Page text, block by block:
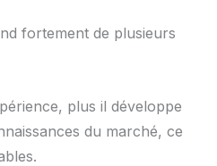
fortement de plusieurs
plus il développe
du marché, ce